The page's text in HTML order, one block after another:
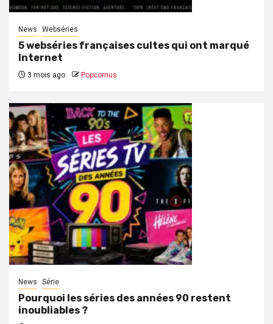
News Webséries
5 webséries françaises cultes qui ont marqué
Internet
3 mois ago Popcornus
News Série
Pourquoi les séries des années 90 restent
inoubliables ?